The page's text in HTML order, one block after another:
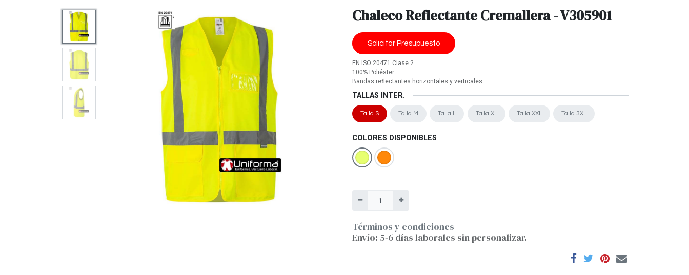
Chaleco Reflectante Cremallera - V305901
Solicitar Presupuesto
EN ISO 20471 Clase 2
100% Poliéster
Bandas reflectantes horizontales y verticales.
TALLAS INTER.
Talla S Talla M Talla L Talla XL Talla XXL Talla 3XL
COLORES DISPONIBLES
Términos y condiciones
Envío: 5-6 días laborales sin personalizar.